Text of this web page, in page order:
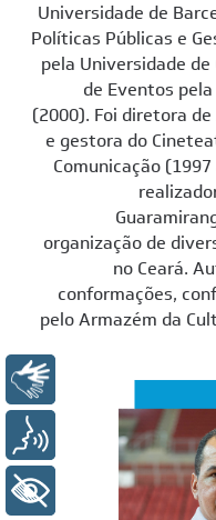
Universidade de
Políticas Públicas e
pela Universidade
de Eventos
(2000). Foi diretora
e gestora do
Comunicação
organização de
no Ceará.
conformações,
pelo Armazém da
+ Acessibilidade